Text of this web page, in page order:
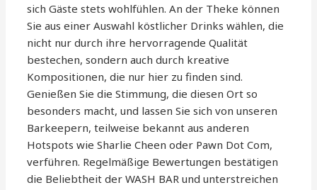
sich Gäste stets wohlfühlen. An der Theke können
Sie aus einer Auswahl köstlicher Drinks wählen, die
nicht nur durch ihre hervorragende Qualität
bestechen, sondern auch durch kreative
Kompositionen, die nur hier zu finden sind.
Genießen Sie die Stimmung, die diesen Ort so
besonders macht, und lassen Sie sich von unseren
Barkeepern, teilweise bekannt aus anderen
Hotspots wie Sharlie Cheen oder Pawn Dot Com,
verführen. Regelmäßige Bewertungen bestätigen
die Beliebtheit der WASH BAR und unterstreichen